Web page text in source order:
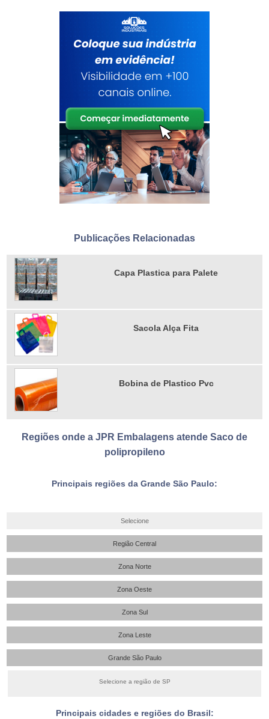
Publicações Relacionadas
Capa Plastica para Palete
Sacola Alça Fita
Bobina de Plastico Pvc
Regiões onde a JPR Embalagens atende Saco de
polipropileno
Principais regiões da Grande São Paulo:
Selecione
Região Central
Zona Norte
Zona Oeste
Zona Sul
Zona Leste
Grande São Paulo
Selecione a região de SP
Principais cidades e regiões do Brasil: